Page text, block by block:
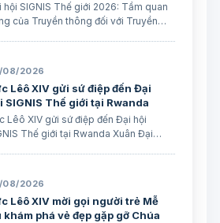
hội SIGNIS Thế giới 2026: Tầm quan
của Truyền thông đối với Truyền
08/2026
Lêô XIV gửi sứ điệp đến Đại
SIGNIS Thế giới tại Rwanda
Lêô XIV gửi sứ điệp đến Đại hội
Thế giới tại Rwanda Xuân Đại
Lêô XIV kêu gọi những người làm
thông C…
08/2026
Lêô XIV mời gọi người trẻ Mễ
khám phá vẻ đẹp gặp gỡ Chúa